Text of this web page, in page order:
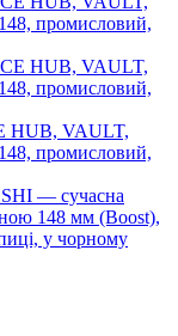
HUB, VAULT,
промисловий,
SHI — сучасна
148 мм (Boost),
у чорному